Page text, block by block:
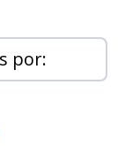
por: